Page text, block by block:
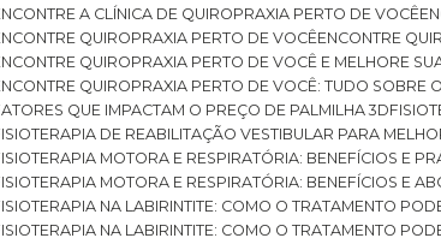
ENCONTRE A CLÍNICA DE QUIROPRAXIA PERTO DE VOCÊ
ENCONTRE QUIROPRAXIA PERTO DE VOCÊ ENCONTRE
ENCONTRE QUIROPRAXIA PERTO DE VOCÊ E MELHORE
ENCONTRE QUIROPRAXIA PERTO DE VOCÊ: TUDO SOBRE
FATORES QUE IMPACTAM O PREÇO DE PALMILHA 3D
FISIOTERAPIA DE REABILITAÇÃO VESTIBULAR PARA
FISIOTERAPIA MOTORA E RESPIRATÓRIA: BENEFÍCIOS E
FISIOTERAPIA MOTORA E RESPIRATÓRIA: BENEFÍCIOS E
FISIOTERAPIA NA LABIRINTITE: COMO O TRATAMENTO
FISIOTERAPIA NA LABIRINTITE: COMO O TRATAMENTO